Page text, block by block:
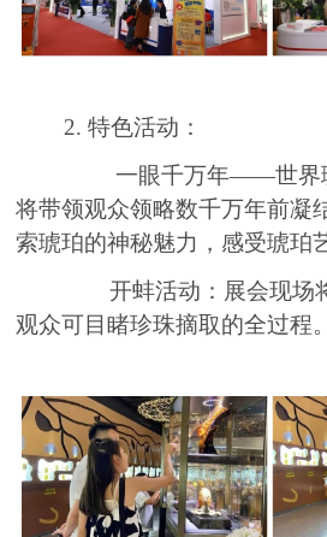
2. 特色活动：
一眼千万年——世界琥
将带领观众领略数千万年前凝
索琥珀的神秘魅力，感受琥珀
开蚌活动：展会现场将
观众可目睹珍珠摘取的全过程。